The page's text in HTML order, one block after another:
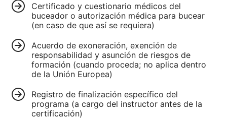
Certificado y cuestionario médicos del
buceador o autorización médica para bucear
(en caso de que así se requiera)
Acuerdo de exoneración, exención de
responsabilidad y asunción de riesgos de
formación (cuando proceda; no aplica dentro
de la Unión Europea)
Registro de finalización específico del
programa (a cargo del instructor antes de la
certificación)